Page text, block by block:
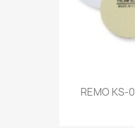
REMO KS-